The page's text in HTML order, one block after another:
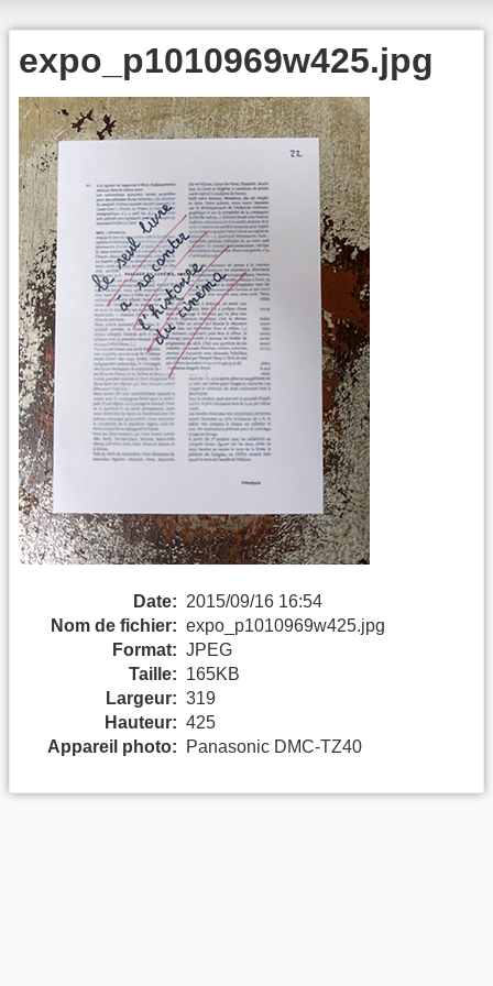
expo_p1010969w425.jpg
Date: 2015/09/16 16:54
Nom de fichier: expo_p1010969w425.jpg
Format: JPEG
Taille: 165KB
Largeur: 319
Hauteur: 425
Appareil photo:
Panasonic DMC-TZ40